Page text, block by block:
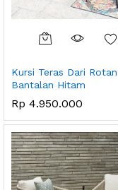
Kursi Teras Dari Rotan
Bantalan Hitam
Rp 4.950.000